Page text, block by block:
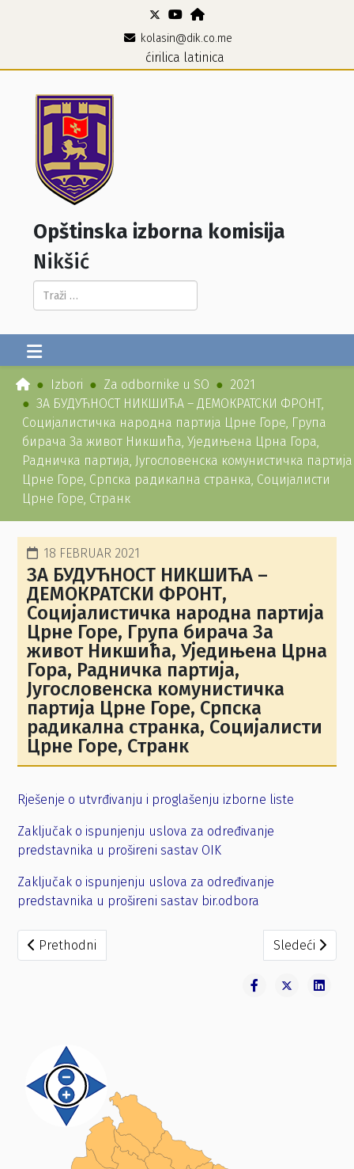
kolasin@dik.co.me
ćirilica latinica
Opštinska izborna komisija
Nikšić
Pretraga...
Izbori Za odbornike u SO
2021
ЗА БУДУЋНОСТ НИКШИЋА – ДЕМОКРАТСКИ ФРОНТ,
Социјалистичка народна партија Црне Горе, Група
бирача За живот Никшића, Уједињена Црна Гора,
Радничка партија, Југословенска комунистичка партија
Црне Горе, Српска радикална странка, Социјалисти
Црне Горе, Странк
18 FEBRUAR 2021
ЗА БУДУЋНОСТ НИКШИЋА –
ДЕМОКРАТСКИ ФРОНТ,
Социјалистичка народна партија
Црне Горе, Група бирача За
живот Никшића, Уједињена Црна
Гора, Радничка партија,
Југословенска комунистичка
партија Црне Горе, Српска
радикална странка, Социјалисти
Црне Горе, Странк
Rješenje o utvrđivanju i proglašenju izborne liste
Zaključak o ispunjenju uslova za određivanje
predstavnika u prošireni sastav OIK
Zaključak o ispunjenju uslova za određivanje
predstavnika u prošireni sastav bir.odbora
Prethodni članak: GRADE MOJ
Prethodni Sledeći članak:
Sledeći